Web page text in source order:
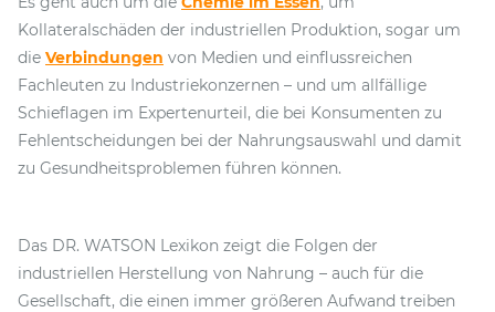
Kollateralschäden der industriellen Produktion, sogar um
die Verbindungen von Medien und einflussreichen
Fachleuten zu Industriekonzernen – und um allfällige
Schieflagen im Expertenurteil, die bei Konsumenten zu
Fehlentscheidungen bei der Nahrungsauswahl und damit
zu Gesundheitsproblemen führen können.
Das DR. WATSON Lexikon zeigt die Folgen der
industriellen Herstellung von Nahrung – auch für die
Gesellschaft, die einen immer größeren Aufwand treiben